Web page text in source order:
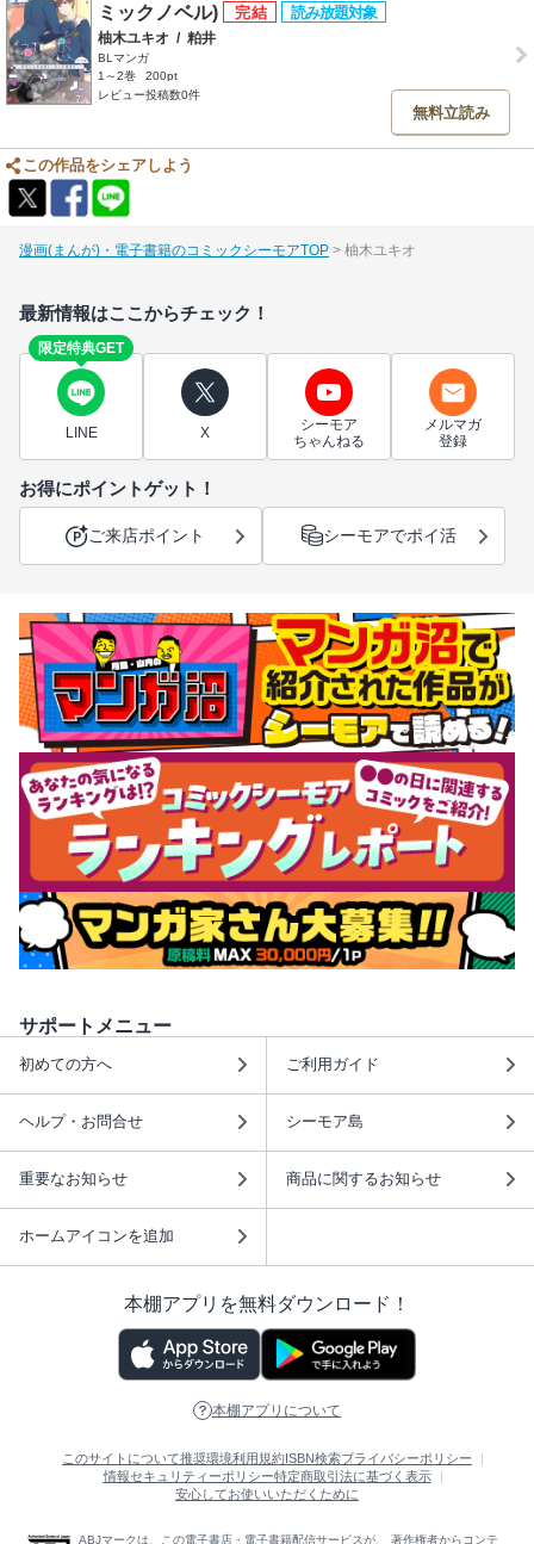
ミックノベル)
柚木ユキオ / 粕井
BLマンガ
1～2巻
200pt
レビュー投稿数0件
無料立読み
この作品をシェアしよう
漫画(まんが)・電子書籍のコミックシーモアTOP 柚木ユキオ
最新情報はここからチェック！
限定特典GET
LINE X
シーモア
ちゃんねる
メルマガ
登録
お得にポイントゲット！
ご来店ポイント シーモアでポイ活
サポートメニュー
初めての方へ ご利用ガイド
ヘルプ・お問合せ シーモア島
重要なお知らせ 商品に関するお知らせ
ホームアイコンを追加
本棚アプリを無料ダウンロード！
本棚アプリについて
このサイトについて推奨環境利用規約ISBN検索プライバシーポリシー
情報セキュリティーポリシー特定商取引法に基づく表示
安心してお使いいただくために
ABJマークは、この電子書店・電子書籍配信サービスが、 著作権者からコンテ